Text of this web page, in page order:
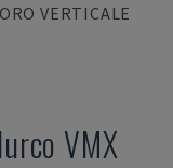
VERTICALE
VMX